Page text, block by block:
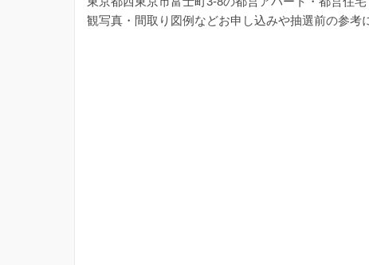
観写真・間取り図例などお申し込みや抽選前の参考